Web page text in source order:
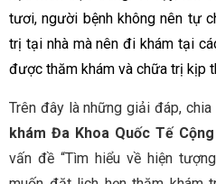
tươi, người bệnh không nên tự
trị tại nhà mà nên đi khám tại
được thăm khám và chữa trị kịp
Trên đây là những giải đáp,
khám Đa Khoa Quốc Tế
vấn đề “Tìm hiểu về hiện